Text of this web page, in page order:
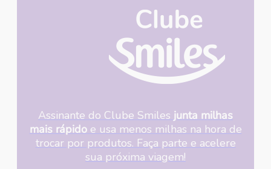
Assinante do Clube Smiles junta milhas
mais rápidoe usa menos milhas na hora de
trocar por produtos. Faça parte e acelere
sua próxima viagem!